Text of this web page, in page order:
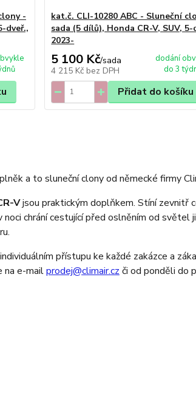
-
dveř.,
kat.č. CLI-10280 ABC - Sluneční
sada (5 dílů), Honda CR-V, SUV, 5-
2023-
5 100 Kč/sada
4 215 Kč bez DPH
dodání
do 3
Přidat do košíku
a to sluneční clony od německé firmy
Vjsou praktickým doplňkem. Stíní zevnitř
chrání cestující před oslněním od světel
přístupu ke každé zakázce a
na e-mailprodej@climair.cz či od ponděli do